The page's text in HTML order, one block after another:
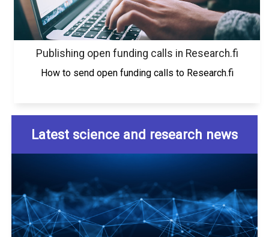
Publishing open funding calls in Research.fi
How to send open funding calls to Research.fi
Latest science and research news